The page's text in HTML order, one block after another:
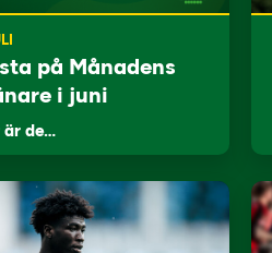
på Månadens
i juni
är de…